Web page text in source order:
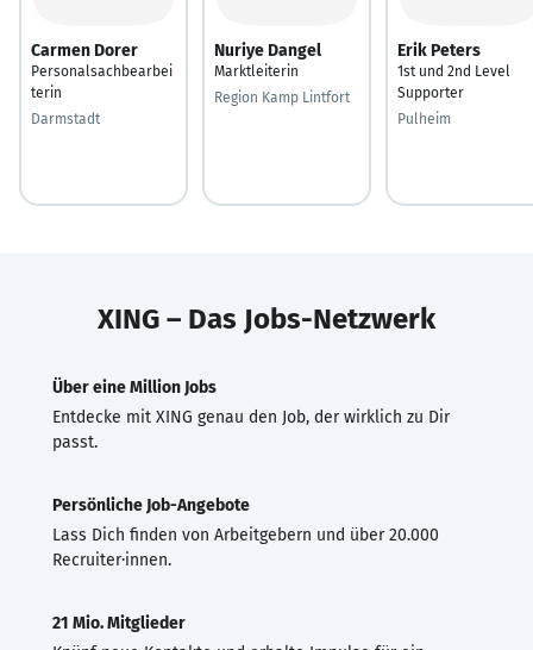
Carmen Dorer
Personalsachbearbei
terin
Darmstadt
Nuriye Dangel
Marktleiterin
Region Kamp Lintfort
Erik Peters
1st und 2nd Level
Supporter
Pulheim
XING – Das Jobs-Netzwerk
Über eine Million Jobs
Entdecke mit XING genau den Job, der wirklich zu Dir
passt.
Persönliche Job-Angebote
Lass Dich finden von Arbeitgebern und über 20.000
Recruiter·innen.
21 Mio. Mitglieder